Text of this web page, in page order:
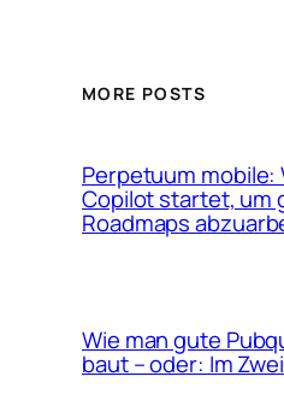
MORE POSTS
Perpetuum mobile:
Copilot startet, um
Roadmaps
Wie man gute
baut – oder: Im